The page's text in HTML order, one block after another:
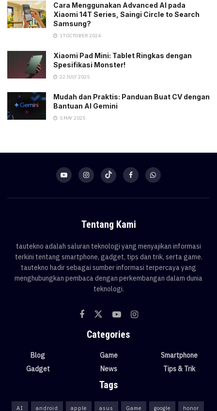
Cara Menggunakan Advanced AI pada
Xiaomi 14T Series, Saingi Circle to Search
Samsung?
17 OCTOBER 2024
Xiaomi Pad Mini: Tablet Ringkas dengan
Spesifikasi Monster!
22 JULY 2025
Mudah dan Praktis: Panduan Buat CV dengan
Bantuan AI Gemini
5 MAY 2025
Tentang Kami
tautekno adalah saluran teknologi yang menyajikan informasi
terkini tentang smartphone, gadget, tips dan trik, serta game.
tautekno hadir sebagai sumber informasi terpercaya yang
menghubungkan pembaca dengan perkembangan dalam dunia
teknologi.
Categories
Blog
Gadget
Game
News
Smartphone
Tips & Trik
Tags
AI android apple asus Game google honor